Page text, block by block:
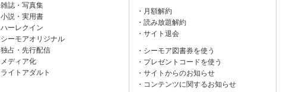
雑誌・写真集
小説・実用書
ハーレクイン
シーモアオリジナル
独占・先行配信
メディア化
ライトアダルト
月額解約
読み放題解約
サイト退会
シーモア図書券を使う
プレゼントコードを使う
サイトからのお知らせ
コンテンツに関するお知らせ